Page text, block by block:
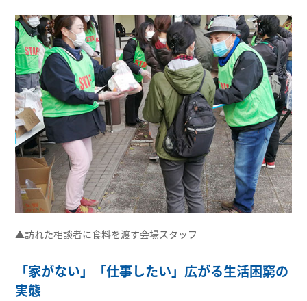
▲訪れた相談者に食料を渡す会場スタッフ
「家がない」「仕事したい」広がる生活困窮の
実態